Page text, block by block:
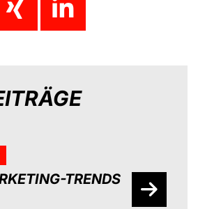
TRENDS